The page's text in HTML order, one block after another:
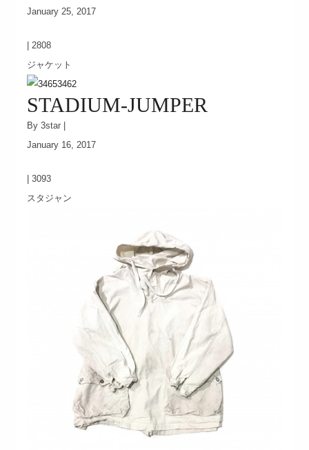
January 25, 2017
2808
ジャケット
STADIUM-JUMPER
By 3star |
January 16, 2017
3093
スタジャン